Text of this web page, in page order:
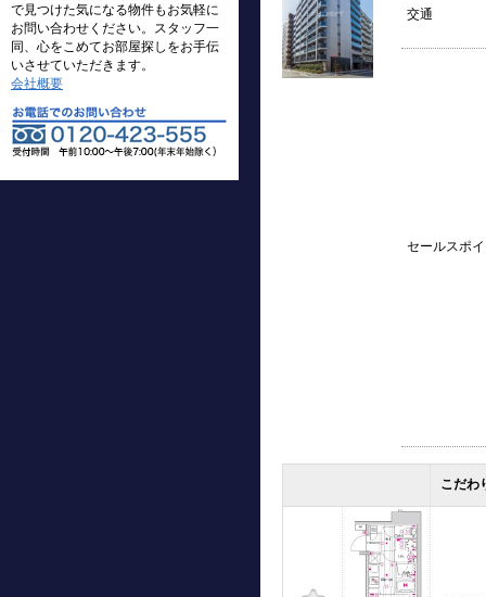
で見つけた気になる物件もお気軽に
お問い合わせください。スタッフ一
同、心をこめてお部屋探しをお手伝
いさせていただきます。
会社概要
交通
セールスポ
こだわ